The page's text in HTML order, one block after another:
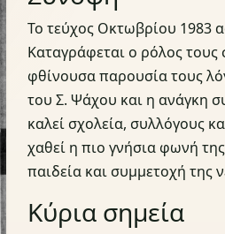
Το τεύχος Οκτωβρίου 1983
Καταγράφεται ο ρόλος τους
φθίνουσα παρουσία τους
του Σ. Ψάχου και η ανάγκη
καλεί σχολεία, συλλόγους
χαθεί η πιο γνήσια φωνή
παιδεία και συμμετοχή της
Κύρια σημεία